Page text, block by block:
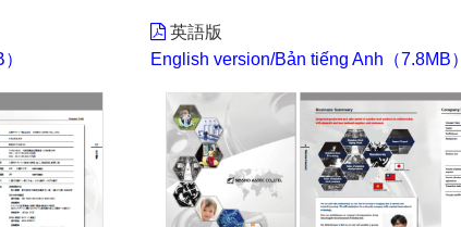
英語版
English version/Bản tiếng Anh（7.8MB）